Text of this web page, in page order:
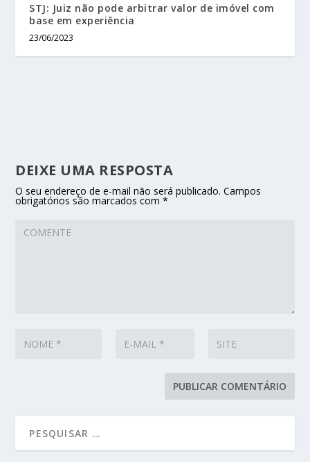
STJ: Juiz não pode arbitrar valor de imóvel com
base em experiência
23/06/2023
DEIXE UMA RESPOSTA
O seu endereço de e-mail não será publicado. Campos
obrigatórios são marcados com*